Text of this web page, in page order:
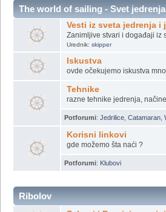
The world of sailing - Svet jedrenja
Vesti iz sveta jedrenja i
Zanimljive stvari i događaji iz
Urednik: skipper
Iskustva
ovde očekujemo iskustva
Tehnike
razne tehnike jedrenja,
Potforumi: Jedrilice Catamaran
Korisni linkovi
gde možemo šta naći ?
Potforumi: Klubovi
Ribolov